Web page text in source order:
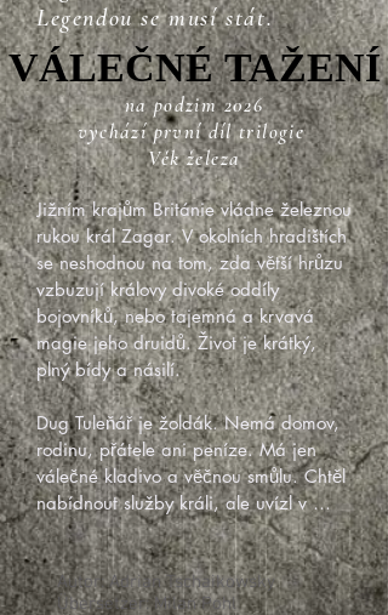
Legendou se musí stát.
VÁLEČNÉ TAŽENÍ
VÁLEČNÉ TAŽENÍ
na podzim 2026
vychází první díl trilogie
Věk železa
Jižním krajům Británie vládne železnou
rukou král Zagar. V okolních hradištích
se neshodnou na tom, zda větší hrůzu
vzbuzují královy divoké oddíly
bojovníků, nebo tajemná a krvavá
magie jeho druidů. Život je krátký,
plný bídy a násilí.
Dug Tuleňář je žoldák. Nemá domov,
rodinu, přátele ani peníze. Má jen
válečné kladivo a věčnou smůlu. Chtěl
nabídnout služby králi, ale uvízl v
táboře nepřátel. Být na špatné straně
se v bitvě nevyplácí, a když obávané
Zagarovy lučištnice zasadí první ránu,
ví, co má dělat – utíkat o život.
Autor: Adrian Tschaikowsky
Übersetzer: Milan Pohl